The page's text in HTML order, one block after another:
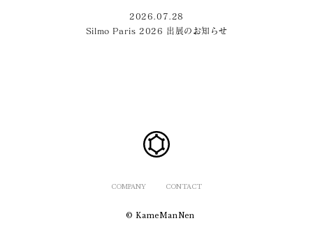
2026.07.28
Silmo Paris 2026 出展のお知らせ
COMPANY CONTACT
© KameManNen